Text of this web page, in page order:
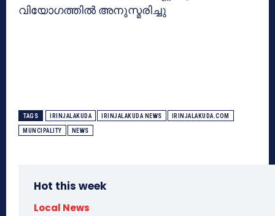
വിയോഗത്തില്‍ അനുസ്മരിച്ചു
TAGS IRINJALAKUDA IRINJALAKUDA NEWS IRINJALAKUDA.COM
MUNCIPALITY NEWS
Hot this week
Local News